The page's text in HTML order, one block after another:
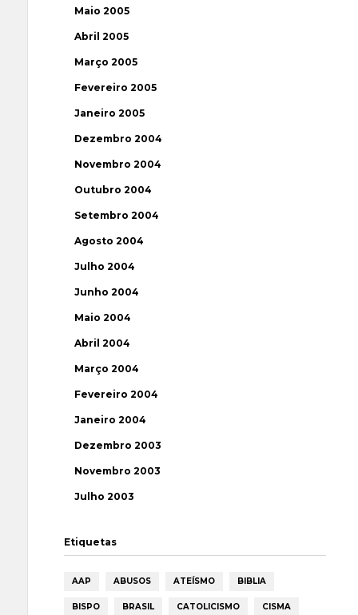
Maio 2005
Abril 2005
Março 2005
Fevereiro 2005
Janeiro 2005
Dezembro 2004
Novembro 2004
Outubro 2004
Setembro 2004
Agosto 2004
Julho 2004
Junho 2004
Maio 2004
Abril 2004
Março 2004
Fevereiro 2004
Janeiro 2004
Dezembro 2003
Novembro 2003
Julho 2003
Etiquetas
AAP ABUSOS ATEÍSMO BIBLIA
BISPO BRASIL CATOLICISMO CISMA